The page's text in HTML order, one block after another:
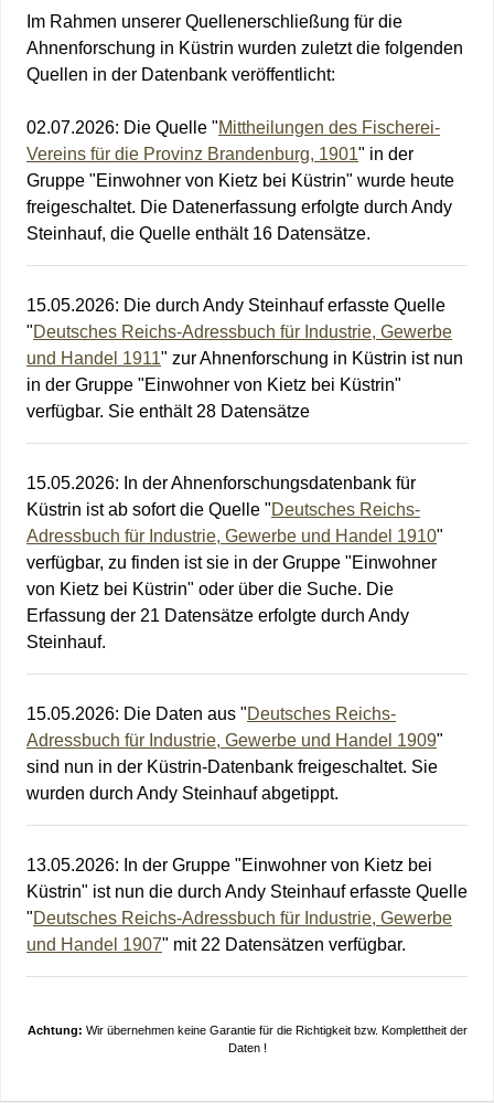
Im Rahmen unserer Quellenerschließung für die
Ahnenforschung in Küstrin wurden zuletzt die folgenden
Quellen in der Datenbank veröffentlicht:
02.07.2026: Die Quelle "Mittheilungen des Fischerei-
Vereins für die Provinz Brandenburg, 1901" in der
Gruppe "Einwohner von Kietz bei Küstrin" wurde heute
freigeschaltet. Die Datenerfassung erfolgte durch Andy
Steinhauf, die Quelle enthält 16 Datensätze.
15.05.2026: Die durch Andy Steinhauf erfasste Quelle
"Deutsches Reichs-Adressbuch für Industrie, Gewerbe
und Handel 1911" zur Ahnenforschung in Küstrin ist nun
in der Gruppe "Einwohner von Kietz bei Küstrin"
verfügbar. Sie enthält 28 Datensätze
15.05.2026: In der Ahnenforschungsdatenbank für
Küstrin ist ab sofort die Quelle "Deutsches Reichs-
Adressbuch für Industrie, Gewerbe und Handel 1910"
verfügbar, zu finden ist sie in der Gruppe "Einwohner
von Kietz bei Küstrin" oder über die Suche. Die
Erfassung der 21 Datensätze erfolgte durch Andy
Steinhauf.
15.05.2026: Die Daten aus "Deutsches Reichs-
Adressbuch für Industrie, Gewerbe und Handel 1909"
sind nun in der Küstrin-Datenbank freigeschaltet. Sie
wurden durch Andy Steinhauf abgetippt.
13.05.2026: In der Gruppe "Einwohner von Kietz bei
Küstrin" ist nun die durch Andy Steinhauf erfasste Quelle
"Deutsches Reichs-Adressbuch für Industrie, Gewerbe
und Handel 1907" mit 22 Datensätzen verfügbar.
Achtung: Wir übernehmen keine Garantie für die Richtigkeit bzw. Komplettheit der
Daten !